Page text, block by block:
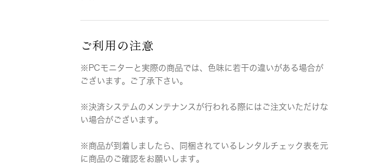
ご利用の注意
※PCモニターと実際の商品では、色味に若干の違いがある場合が
ございます。ご了承下さい。
※決済システムのメンテナンスが行われる際にはご注文いただけな
い場合がございます。
※商品が到着しましたら、同梱されているレンタルチェック表を元
に商品のご確認をお願いします。